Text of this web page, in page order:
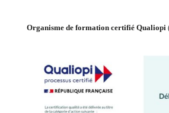
Organisme de formation certifié Qualiopi